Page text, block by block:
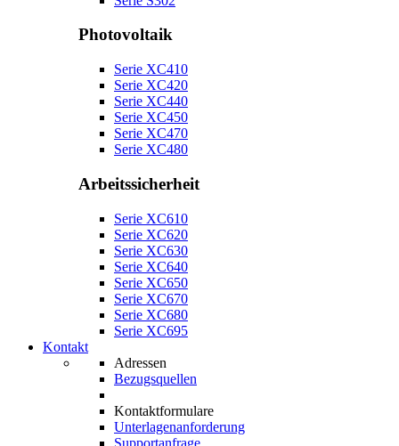
Photovoltaik
Serie XC410
Serie XC420
Serie XC440
Serie XC450
Serie XC470
Serie XC480
Arbeitssicherheit
Serie XC610
Serie XC620
Serie XC630
Serie XC640
Serie XC650
Serie XC670
Serie XC680
Serie XC695
Kontakt
Adressen
Bezugsquellen
Kontaktformulare
Unterlagenanforderung
Supportanfrage